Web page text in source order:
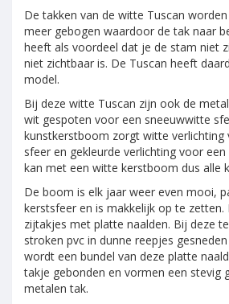
De takken van de witte Tuscan
meer gebogen waardoor de tak naar
heeft als voordeel dat je de stam niet
niet zichtbaar is. De Tuscan heeft
model.
Bij deze witte Tuscan zijn ook de
wit gespoten voor een sneeuwwitte
kunstkerstboom zorgt witte verlichting
sfeer en gekleurde verlichting voor
kan met een witte kerstboom dus alle
De boom is elk jaar weer even mooi,
kerstsfeer en is makkelijk op te
zijtakjes met platte naalden. Bij deze
stroken pvc in dunne reepjes
wordt een bundel van deze platte
takje gebonden en vormen een stevig
metalen tak.